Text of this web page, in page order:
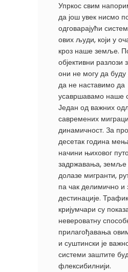
Упркос свим
да још увек нисмо
одговарајући
ових људи, који у
кроз наше земље.
објективни разлози
они не могу да
да не наставимо да
усавршавамо наше
Један од важних
савремених
динамичност. За
десетак година
начини њиховог
задржавања, земље
долазе мигранти,
па чак делимично
дестинације.
кријумчари су
невероватну
прилагођавања
и суштински је
системи заштите
флексибилнији.